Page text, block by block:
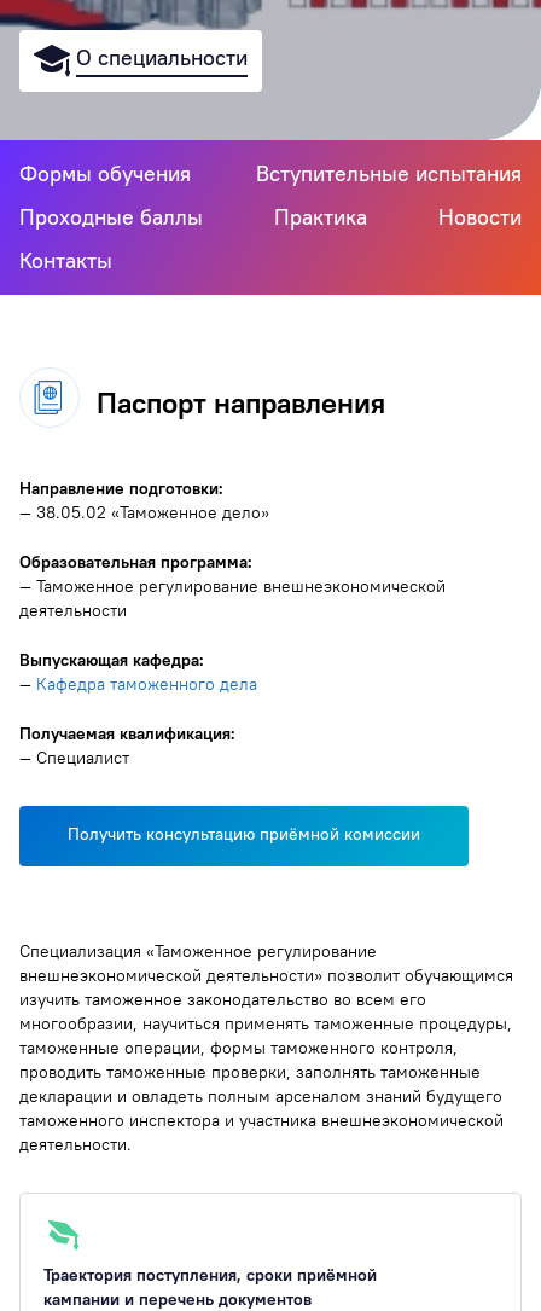
О специальности
Формы обучения
Вступительные испытания
Проходные баллы
Практика
Новости
Контакты
Паспорт направления
Направление подготовки:
— 38.05.02 «Таможенное дело»
Образовательная программа:
— Таможенное регулирование внешнеэкономической
деятельности
Выпускающая кафедра:
— Кафедра таможенного дела
Получаемая квалификация:
— Специалист
Получить консультацию приёмной комиссии
Специализация «Таможенное регулирование
внешнеэкономической деятельности» позволит обучающимся
изучить таможенное законодательство во всем его
многообразии, научиться применять таможенные процедуры,
таможенные операции, формы таможенного контроля,
проводить таможенные проверки, заполнять таможенные
декларации и овладеть полным арсеналом знаний будущего
таможенного инспектора и участника внешнеэкономической
деятельности.
Траектория поступления, сроки приёмной
кампании и перечень документов